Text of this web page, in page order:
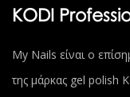
KODI
My Nails είναι ο
της μάρκας gel polish